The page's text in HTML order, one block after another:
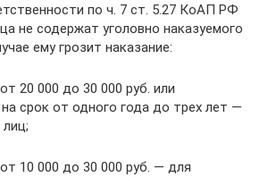
по ч. 7 ст. 5.27 КоАП РФ
не содержат уголовно наказуемого
ему грозит наказание:
20 000 до 30 000 руб. или
срок от одного года до трех лет —
10 000 до 30 000 руб. — для